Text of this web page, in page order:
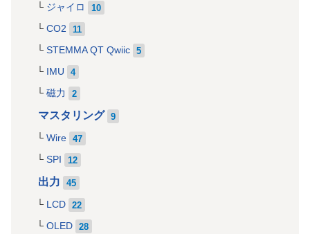
ジャイロ 10
CO2 11
STEMMA QT Qwiic 5
IMU 4
磁力 2
マスタリング 9
Wire 47
SPI 12
出力 45
LCD 22
OLED 28